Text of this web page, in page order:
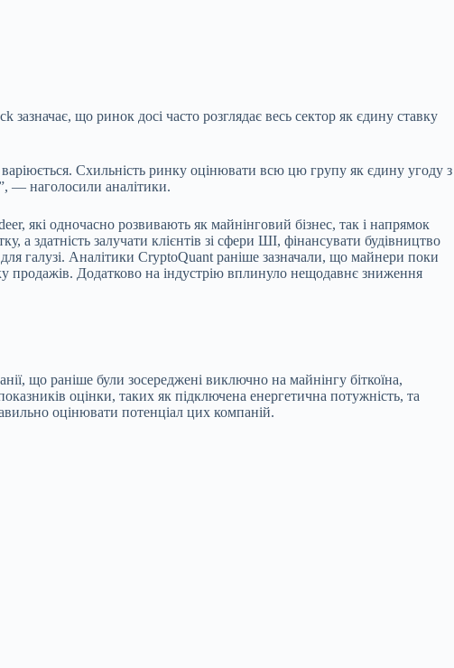
що ринок досі часто розглядає весь сектор як єдину ставку
варіюється. Схильність ринку оцінювати всю цю групу як єдину угоду з
— наголосили аналітики.
які одночасно розвивають як майнінговий бізнес, так і напрямок
здатність залучати клієнтів зі сфери ШІ, фінансувати будівництво
галузі. Аналітики CryptoQuant раніше зазначали, що майнери поки
продажів. Додатково на індустрію вплинуло нещодавнє зниження
що раніше були зосереджені виключно на майнінгу біткоїна,
оцінки, таких як підключена енергетична потужність, та
оцінювати потенціал цих компаній.